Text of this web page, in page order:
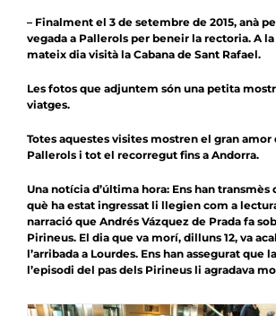
– Finalment el 3 de setembre de 2015, anà
vegada a Pallerols per beneir la rectoria. A
mateix dia visità la Cabana de Sant Rafael.
Les fotos que adjuntem són una petita
viatges.
Totes aquestes visites mostren el gran
Pallerols i tot el recorregut fins a Andorra.
Una notícia d’última hora: Ens han transmès
què ha estat ingressat li llegien com a
narració que Andrés Vázquez de Prada fa
Pirineus. El dia que va morí, dilluns 12, va
l’arribada a Lourdes. Ens han assegurat que
l’episodi del pas dels Pirineus li agradava